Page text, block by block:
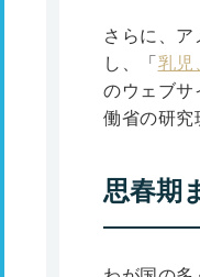
さらに、
し、「 乳児
のウェブサ
働省の研究
思春期